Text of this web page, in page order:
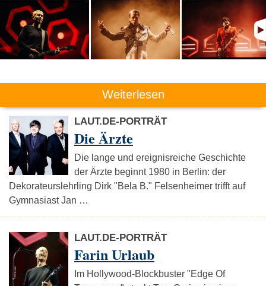
Weiterlesen
LAUT.DE-PORTRÄT
Die Ärzte
Die lange und ereignisreiche Geschichte
der Ärzte beginnt 1980 in Berlin: der
Dekorateurslehrling Dirk "Bela B." Felsenheimer trifft auf
Gymnasiast Jan …
LAUT.DE-PORTRÄT
Farin Urlaub
Im Hollywood-Blockbuster "Edge Of